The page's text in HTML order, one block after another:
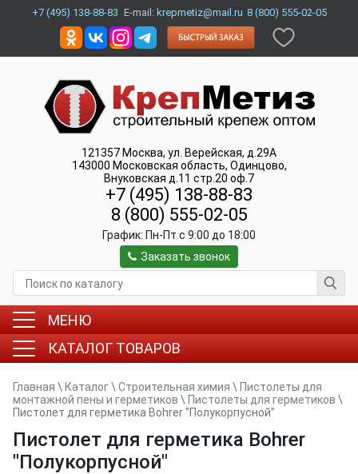
+7 (495) 138-88-83 E-mail: krepmetiz@mail.ru 8 (800) 555-02-05
121357 Москва, ул. Верейская, д.29А
143000 Московская область, Одинцово,
Внуковская д.11 стр.20 оф.7
+7 (495) 138-88-83
8 (800) 555-02-05
График: Пн-Пт c 9:00 до 18:00
Заказать звонок
МЕНЮ
КАТАЛОГ ТОВАРОВ
Главная \ Каталог\ Строительная химия \ Пистолеты для
монтажной пены и герметиков \ Пистолеты для герметиков \
Пистолет для герметика Bohrer "Полукорпусной"
Пистолет для герметика Bohrer
"Полукорпусной"